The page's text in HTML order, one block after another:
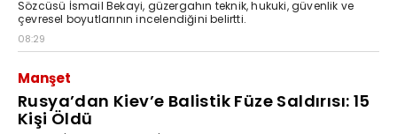
Sözcüsü İsmail Bekayi, güzergahın teknik, hukuki, güvenlik ve
çevresel boyutlarının incelendiğini belirtti.
08:29
Manşet
Rusya’dan Kiev’e Balistik Füze Saldırısı: 15
Kişi Öldü